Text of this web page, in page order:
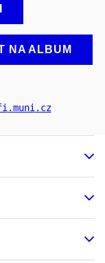
NA ALBUM
.muni.cz